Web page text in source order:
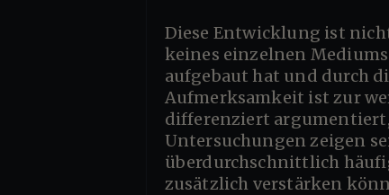
Diese Entwicklung ist nicht das Werk einer einzelnen politischen Richtung, keiner Regierung und auch
keines einzelnen
aufgebaut hat und durch
Aufmerksamkeit ist zur
differenziert
Untersuchungen zeigen
überdurchschnittlich
zusätzlich verstärken